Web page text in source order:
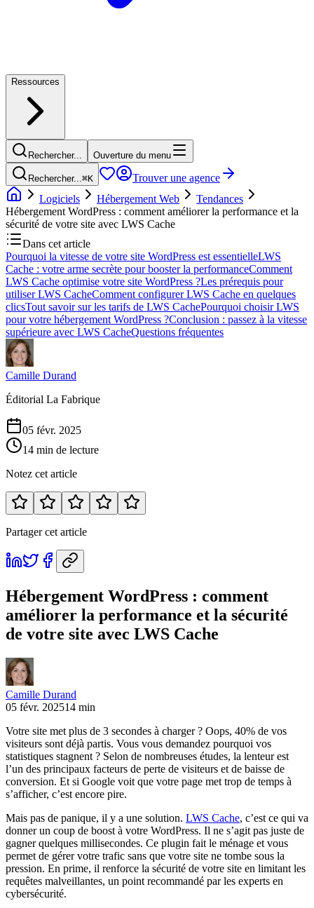
Ressources
Rechercher... Ouverture du menu
Rechercher...⌘K
Trouver une agence
Logiciels
Hébergement Web
Tendances
Hébergement WordPress : comment améliorer la performance et la
sécurité de votre site avec LWS Cache
Dans cet article
Pourquoi la vitesse de votre site WordPress est essentielleLWS
Cache : votre arme secrète pour booster la performanceComment
LWS Cache optimise votre site WordPress ?Les prérequis pour
utiliser LWS CacheComment configurer LWS Cache en quelques
clicsTout savoir sur les tarifs de LWS CachePourquoi choisir LWS
pour votre hébergement WordPress ?Conclusion : passez à la vitesse
supérieure avec LWS CacheQuestions fréquentes
Camille Durand
Éditorial La Fabrique
05 févr. 2025
14 min de lecture
Notez cet article
Partager cet article
Hébergement WordPress : comment
améliorer la performance et la sécurité
de votre site avec LWS Cache
Camille Durand
05 févr. 202514 min
Votre site met plus de 3 secondes à charger ? Oops, 40% de vos
visiteurs sont déjà partis. Vous vous demandez pourquoi vos
statistiques stagnent ? Selon de nombreuses études, la lenteur est
l’un des principaux facteurs de perte de visiteurs et de baisse de
conversion. Et si Google voit que votre page met trop de temps à
s’afficher, c’est encore pire.
Mais pas de panique, il y a une solution. LWS Cache, c’est ce qui va
donner un coup de boost à votre WordPress. Il ne s’agit pas juste de
gagner quelques millisecondes. Ce plugin fait le ménage et vous
permet de gérer votre trafic sans que votre site ne tombe sous la
pression. En prime, il renforce la sécurité de votre site en limitant les
requêtes malveillantes, un point recommandé par les experts en
cybersécurité.